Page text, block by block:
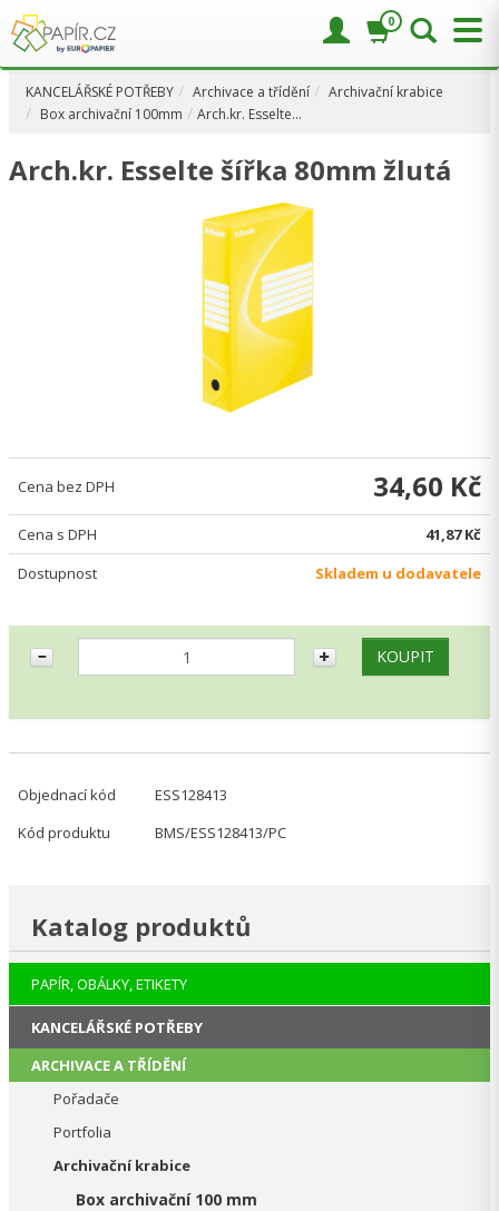
KANCELÁŘSKÉ POTŘEBY Archivace a třídění
Archivační krabice
Box archivační 100mm
Arch.kr. Esselte…
Arch.kr. Esselte šířka 80mm žlutá
Cena bez DPH 34,60 Kč
Cena s DPH
41,87 Kč
Dostupnost
Skladem u dodavatele
Objednací kód
ESS128413
Kód produktu
BMS/ESS128413/PC
Katalog produktů
PAPÍR, OBÁLKY, ETIKETY
KANCELÁŘSKÉ POTŘEBY
ARCHIVACE A TŘÍDĚNÍ
Pořadače
Portfolia
Archivační krabice
Box archivační 100 mm
0